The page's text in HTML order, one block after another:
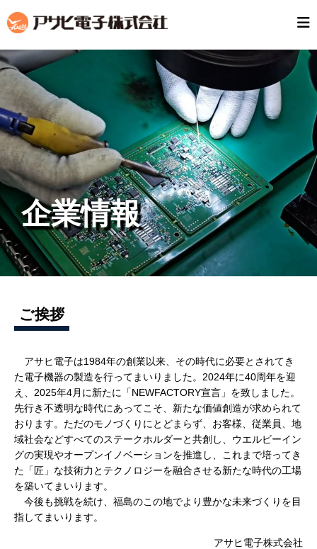
企業情報
ご挨拶
アサヒ電子は1984年の創業以来、その時代に必要とされてき
た電子機器の製造を行ってまいりました。2024年に40周年を迎
え、2025年4月に新たに「NEWFACTORY宣言」を致しました。
先行き不透明な時代にあってこそ、新たな価値創造が求められて
おります。ただのモノづくりにとどまらず、お客様、従業員、地
域社会などすべてのステークホルダーと共創し、ウエルビーイン
グの実現やオープンイノベーションを推進し、これまで培ってき
た「匠」な技術力とテクノロジーを融合させる新たな時代の工場
を築いてまいります。
今後も挑戦を続け、福島のこの地でより豊かな未来づくりを目
指してまいります。
アサヒ電子株式会社